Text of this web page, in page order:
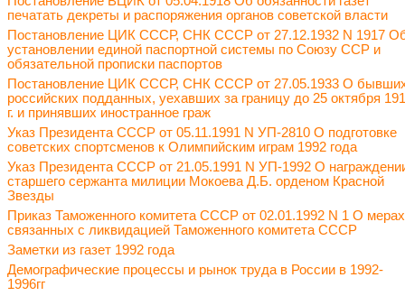
печатать декреты и распоряжения органов советской власти
Постановление ЦИК СССР, СНК СССР от 27.12.1932 N 1917
установлении единой паспортной системы по Союзу ССР и
обязательной прописки паспортов
Постановление ЦИК СССР, СНК СССР от 27.05.1933 О
российских подданных, уехавших за границу до 25 октября
г. и принявших иностранное граж
Указ Президента СССР от 05.11.1991 N УП-2810 О подготовке
советских спортсменов к Олимпийским играм 1992 года
Указ Президента СССР от 21.05.1991 N УП-1992 О
старшего сержанта милиции Мокоева Д.Б. орденом Красной
Звезды
Приказ Таможенного комитета СССР от 02.01.1992 N 1 О
связанных с ликвидацией Таможенного комитета СССР
Заметки из газет 1992 года
Демографические процессы и рынок труда в России в 1992-
1996гг